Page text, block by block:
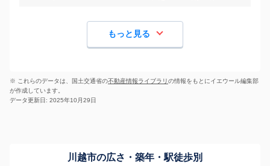
もっと見る
※ これらのデータは、国土交通省の不動産情報ライブラリの情報をもとにイエウール編集部
が作成しています。
データ更新日: 2025年10月29日
川越市の広さ・築年・駅徒歩別